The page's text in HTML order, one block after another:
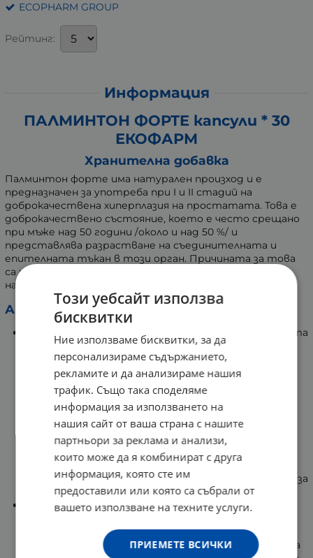
ECOPHARM GROUP
Рейтинг:
Информация
ПАЛМИНТОН ФОРТЕ капсули * 30
ЕКОФАРМ
Хранителна добавка
Палминтон форте има натурален произход и е
предназначен за употреба при I и II стадий на
доброкачествена хиперплазия на простатата. Това е
доброкачествено състояние, което е често срещано
при мъже над 50 години /около и над 50 %/ и
представлява разрастване на съединителната и
епителната тъкан в този орган. Причината за това
са хормоналните изменения, които настъпват с
напредването на възрастта.
Активни съставки:
Екстракт от Сао палмето
- най-често приеманата
активна съставка при доброкачествена
хиперплазия на простатата в обичайното
количество за еднократен прием.
Намалява производството на възпалителни
медиатори и така повлиява възпалителните
процеси в простатата
Намалява превръщането на тестостерона в
дихидротестостерон, който една от
основните причини за разрастването на
простатната тъкан.
Подобрява уринирането и намалява позивите за
ставане през нощта.
Ликопенъте каротиноиден пигмент, който
придава червения цвят на зеленчуци и плодове
като домати, диня, червен грейпфрут и други.
Играе голяма роля при защитата на организма
Този уебсайт използва
бисквитки
Ние използваме бисквитки, за да
персонализираме съдържанието,
рекламите и да анализираме нашия
трафик. Също така споделяме
информация за използването на
нашия сайт от ваша страна с нашите
партньори за реклама и анализи,
които може да я комбинират с друга
информация, която сте им
предоставили или която са събрали от
вашето използване на техните услуги.
ПРИЕМЕТЕ ВСИЧКИ